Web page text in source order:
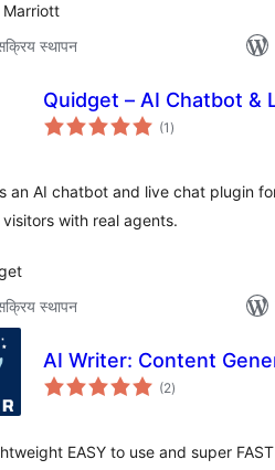
Marriott
स्थापन
Quidget – AI Chatbot &
(1 कुल
दर)
an AI chatbot and live chat plugin
with real agents.
स्थापन
AI Writer: Content
(2कुल
दर)
EASY to use and super